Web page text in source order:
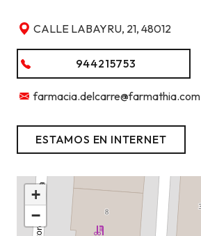
CALLE LABAYRU, 21, 48012
944215753
farmacia.delcarre@farmathia.com
ESTAMOS EN INTERNET
+
−